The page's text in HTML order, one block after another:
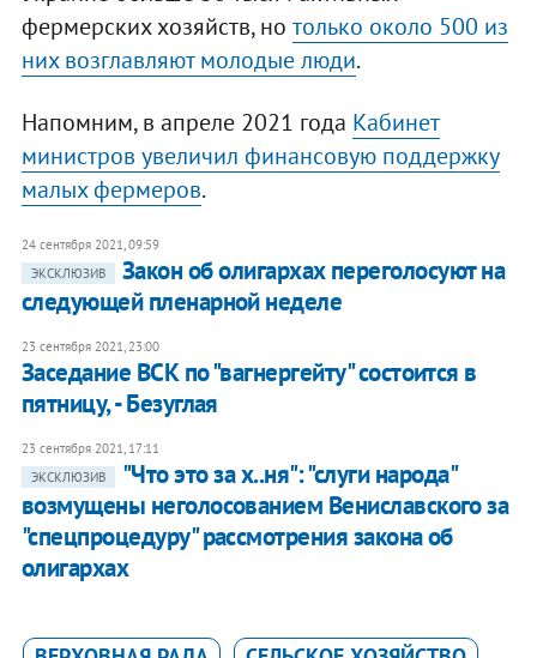
фермерских хозяйств, но только около 500 из
них возглавляют молодые люди.
Напомним, в апреле 2021 года Кабинет
министров увеличил финансовую поддержку
малых фермеров.
24 сентября 2021, 09:59
ЭКСКЛЮЗИВ
Закон об олигархах переголосуют на
следующей пленарной неделе
23 сентября 2021, 23:00
Заседание ВСК по "вагнергейту" состоится в
пятницу, - Безуглая
23 сентября 2021, 17:11
ЭКСКЛЮЗИВ
"Что это за х..ня": "слуги народа"
возмущены неголосованием Вениславского за
"спецпроцедуру" рассмотрения закона об
олигархах